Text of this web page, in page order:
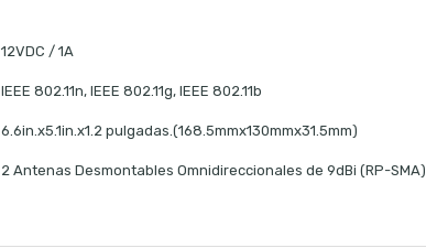
12VDC / 1A
IEEE 802.11n, IEEE 802.11g, IEEE 802.11b
6.6in.x5.1in.x1.2 pulgadas.(168.5mmx130mmx31.5mm)
2 Antenas Desmontables Omnidireccionales de 9dBi (RP-SMA)